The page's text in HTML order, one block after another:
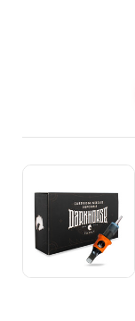
Количество